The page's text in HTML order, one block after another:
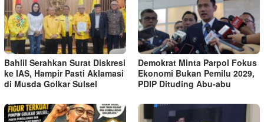
Bahlil Serahkan Surat Diskresi
ke IAS, Hampir Pasti Aklamasi
di Musda Golkar Sulsel
Demokrat Minta Parpol Fokus
Ekonomi Bukan Pemilu 2029,
PDIP Dituding Abu-abu